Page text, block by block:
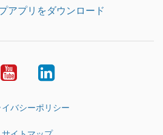
アプリをダウンロード
YouTubeLinkedIn
イバシーポリシー